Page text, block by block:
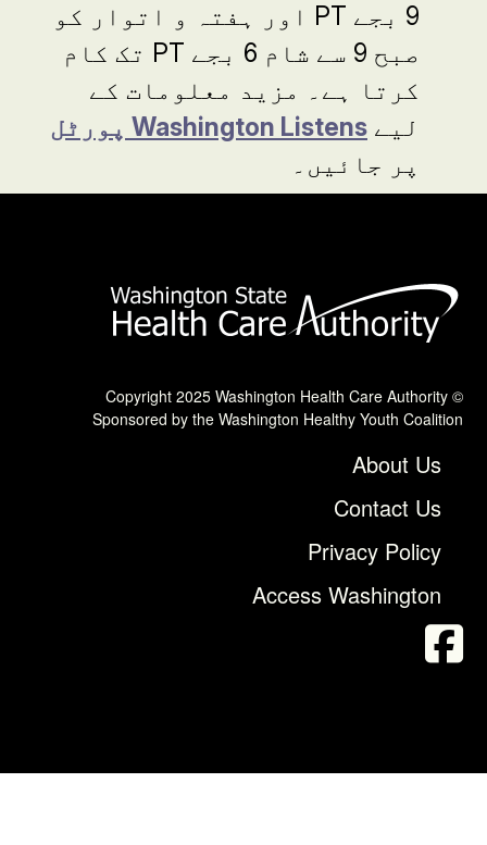
9 بجے
PTاور ہفتہ و اتوار کو
صبح 9 سے شام 6 بجے
PTتک کام
کرتا ہے۔ مزید معلومات کے
لیے Washington Listensپورٹل
پر جائیں۔
© Copyright 2025 Washington Health Care Authority
Sponsored by the Washington Healthy Youth Coalition
About Us
Contact Us
Privacy Policy
Access Washington